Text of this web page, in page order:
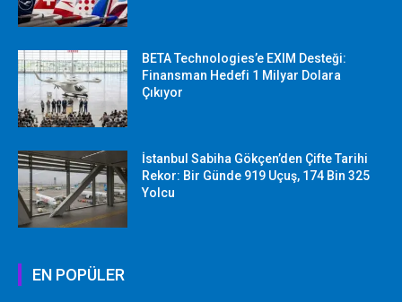
BETA Technologies’e EXIM Desteği:
Finansman Hedefi 1 Milyar Dolara
Çıkıyor
İstanbul Sabiha Gökçen’den Çifte Tarihi
Rekor: Bir Günde 919 Uçuş, 174 Bin 325
Yolcu
EN POPÜLER